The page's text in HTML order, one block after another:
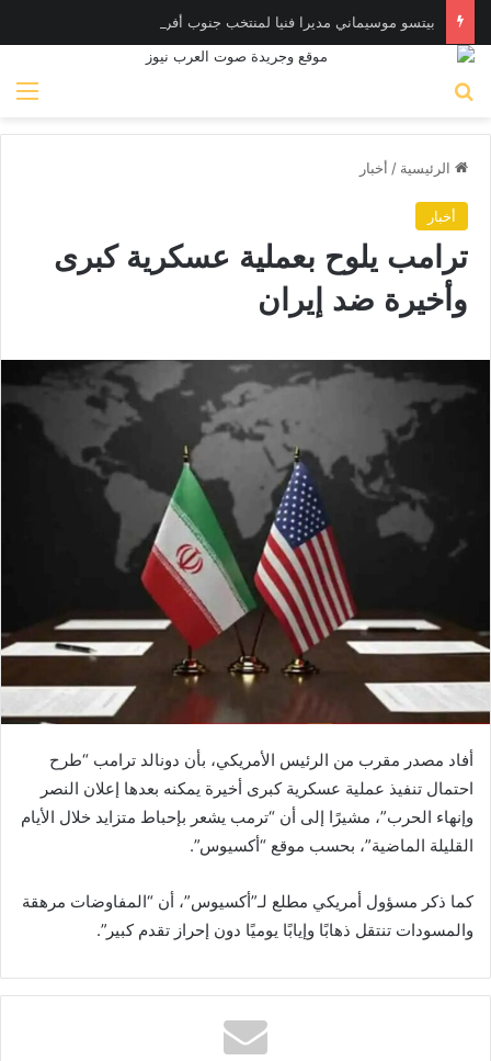
بيتسو موسيماني مديرا فنيا لمنتخب جنوب أفريقيا
الرئيسية / أخبار
أخبار
ترامب يلوح بعملية عسكرية كبرى
وأخيرة ضد إيران
أفاد مصدر مقرب من الرئيس الأمريكي، بأن دونالد ترامب “طرح
احتمال تنفيذ عملية عسكرية كبرى أخيرة يمكنه بعدها إعلان النصر
وإنهاء الحرب”، مشيرًا إلى أن “ترمب يشعر بإحباط متزايد خلال الأيام
القليلة الماضية”، بحسب موقع “أكسيوس”.
كما ذكر مسؤول أمريكي مطلع لـ”أكسيوس”، أن “المفاوضات مرهقة
والمسودات تنتقل ذهابًا وإيابًا يوميًا دون إحراز تقدم كبير”.